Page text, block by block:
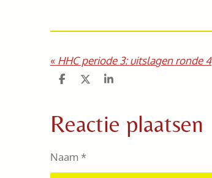
« HHC periode 3: uitslagen ronde 4
D
e
n
D
S
e
Reactie plaatsen
Naam *